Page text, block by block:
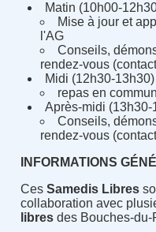
Matin (10h00-
Mise à jour et
l'AG
Conseils,
rendez-vous
Midi (12h30-13h30)
repas en
Après-midi (13h30-
Conseils,
rendez-vous
INFORMATIONS
Ces Samedis Libres
collaboration avec
libresdes Bouches-du-